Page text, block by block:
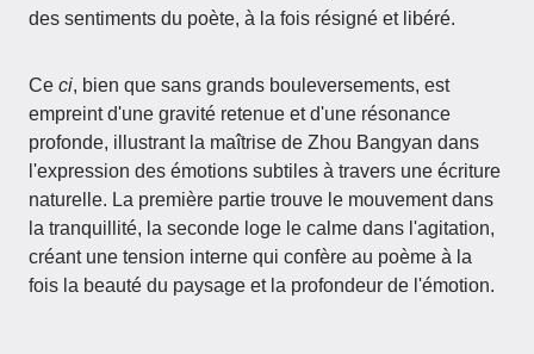
des sentiments du poète, à la fois résigné et libéré.
Ce ci, bien que sans grands bouleversements, est
empreint d'une gravité retenue et d'une résonance
profonde, illustrant la maîtrise de Zhou Bangyan dans
l'expression des émotions subtiles à travers une écriture
naturelle. La première partie trouve le mouvement dans
la tranquillité, la seconde loge le calme dans l'agitation,
créant une tension interne qui confère au poème à la
fois la beauté du paysage et la profondeur de l'émotion.